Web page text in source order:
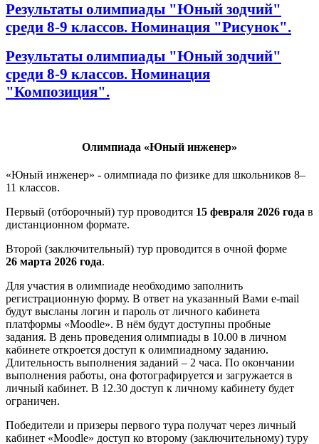
Результаты олимпиады "Юный зодчий"
среди 8-9 классов. Номинация "Рисунок".
Результаты олимпиады "Юный зодчий"
среди 8-9 классов. Номинация
"Композиция".
Олимпиада «Юный инженер»
«Юный инженер» - олимпиада по физике для школьников 8–
11 классов.
Первый (отборочный) тур проводится 15 февраля 2026 года в
дистанционном формате.
Второй (заключительный) тур проводится в очной форме
26 марта 2026 года.
Для участия в олимпиаде необходимо заполнить
регистрационную форму. В ответ на указанный Вами e-mail
будут высланы логин и пароль от личного кабинета
платформы «Moodle». В нём будут доступны пробные
задания. В день проведения олимпиады в 10.00 в личном
кабинете откроется доступ к олимпиадному заданию.
Длительность выполнения заданий – 2 часа. По окончании
выполнения работы, она фотографируется и загружается в
личный кабинет. В 12.30 доступ к личному кабинету будет
ограничен.
Победители и призеры первого тура получат через личный
кабинет «Moodle» доступ ко второму (заключительному) туру